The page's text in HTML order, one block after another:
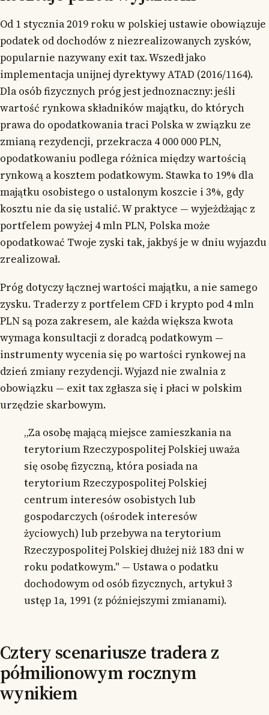
Od 1 stycznia 2019 roku w polskiej ustawie obowiązuje
podatek od dochodów z niezrealizowanych zysków,
popularnie nazywany exit tax. Wszedł jako
implementacja unijnej dyrektywy ATAD (2016/1164).
Dla osób fizycznych próg jest jednoznaczny: jeśli
wartość rynkowa składników majątku, do których
prawa do opodatkowania traci Polska w związku ze
zmianą rezydencji, przekracza 4 000 000 PLN,
opodatkowaniu podlega różnica między wartością
rynkową a kosztem podatkowym. Stawka to 19% dla
majątku osobistego o ustalonym koszcie i 3%, gdy
kosztu nie da się ustalić. W praktyce — wyjeżdżając z
portfelem powyżej 4 mln PLN, Polska może
opodatkować Twoje zyski tak, jakbyś je w dniu wyjazdu
zrealizował.
Próg dotyczy łącznej wartości majątku, a nie samego
zysku. Traderzy z portfelem CFD i krypto pod 4 mln
PLN są poza zakresem, ale każda większa kwota
wymaga konsultacji z doradcą podatkowym —
instrumenty wycenia się po wartości rynkowej na
dzień zmiany rezydencji. Wyjazd nie zwalnia z
obowiązku — exit tax zgłasza się i płaci w polskim
urzędzie skarbowym.
„Za osobę mającą miejsce zamieszkania na
terytorium Rzeczypospolitej Polskiej uważa
się osobę fizyczną, która posiada na
terytorium Rzeczypospolitej Polskiej
centrum interesów osobistych lub
gospodarczych (ośrodek interesów
życiowych) lub przebywa na terytorium
Rzeczypospolitej Polskiej dłużej niż 183 dni w
roku podatkowym." — Ustawa o podatku
dochodowym od osób fizycznych, artykuł 3
ustęp 1a, 1991 (z późniejszymi zmianami).
Cztery scenariusze tradera z
półmilionowym rocznym
wynikiem